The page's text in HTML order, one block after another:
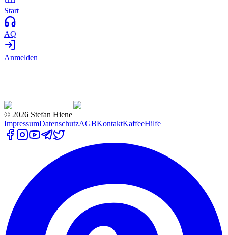
Start
AQ
Anmelden
© 2026 Stefan Hiene
ImpressumDatenschutzAGBKontaktKaffeeHilfe